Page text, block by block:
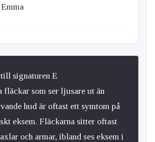
signaturen E
fläckar som ser ljusare ut än
hud är oftast ett symtom på
eksem. Fläckarna sitter oftast
och armar, ibland ses eksem i